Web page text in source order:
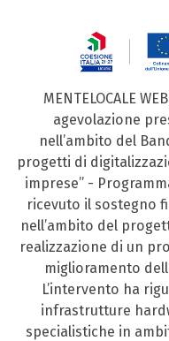
MENTELOCALE
agevolazione
nell’ambito del
progetti di
imprese” -
ricevuto il sostegno
nell’ambito del
realizzazione di un
miglioramento
L’intervento ha
infrastrutture
specialistiche in